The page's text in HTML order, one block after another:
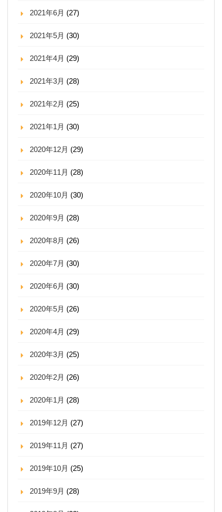
2021年6月 (27)
2021年5月 (30)
2021年4月 (29)
2021年3月 (28)
2021年2月 (25)
2021年1月 (30)
2020年12月 (29)
2020年11月 (28)
2020年10月 (30)
2020年9月 (28)
2020年8月 (26)
2020年7月 (30)
2020年6月 (30)
2020年5月 (26)
2020年4月 (29)
2020年3月 (25)
2020年2月 (26)
2020年1月 (28)
2019年12月 (27)
2019年11月 (27)
2019年10月 (25)
2019年9月 (28)